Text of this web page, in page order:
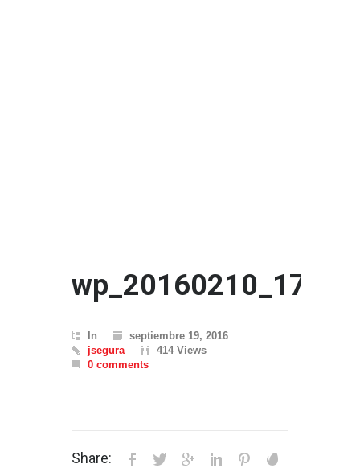
In
septiembre 19, 2016
jsegura
414 Views
0 comments
Share: